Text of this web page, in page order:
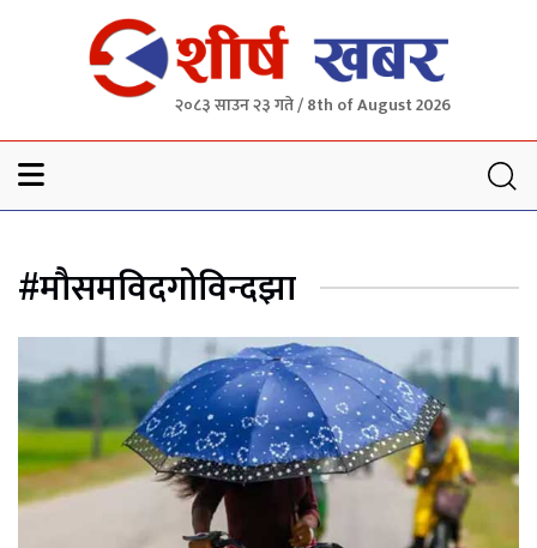
२०८३ साउन २३ गते / 8th of August 2026
#मौसमविदगोविन्दझा